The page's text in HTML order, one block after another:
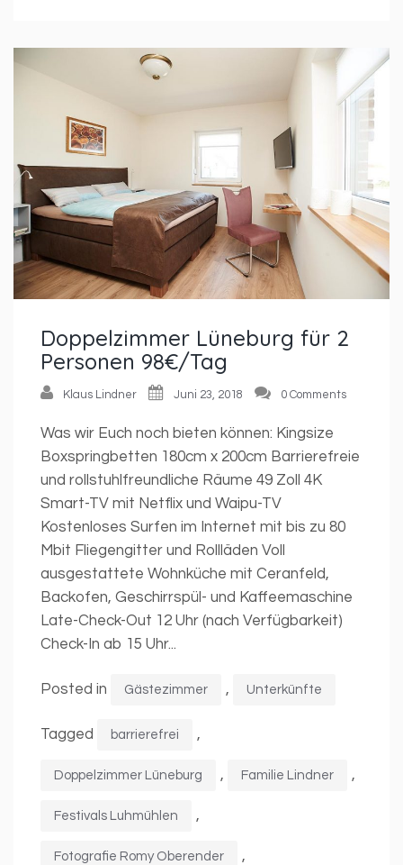
Doppelzimmer Lüneburg für 2
Personen 98€/Tag
Klaus Lindner Juni 23, 2018 0 Comments
Was wir Euch noch bieten können: Kingsize
Boxspringbetten 180cm x 200cm Barrierefreie
und rollstuhlfreundliche Räume 49 Zoll 4K
Smart-TV mit Netflix und Waipu-TV
Kostenloses Surfen im Internet mit bis zu 80
Mbit Fliegengitter und Rollläden Voll
ausgestattete Wohnküche mit Ceranfeld,
Backofen, Geschirrspül- und Kaffeemaschine
Late-Check-Out 12 Uhr (nach Verfügbarkeit)
Check-In ab 15 Uhr...
Posted in Gästezimmer , Unterkünfte
Tagged barrierefrei ,
Doppelzimmer Lüneburg , Familie Lindner ,
Festivals Luhmühlen ,
Fotografie Romy Oberender ,